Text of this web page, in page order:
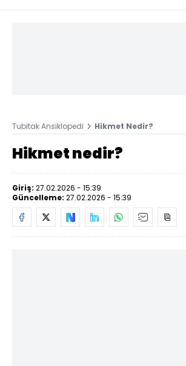
Tubitak Ansiklopedi Hikmet Nedir?
Hikmet nedir?
Giriş: 27.02.2026 - 15:39
Güncelleme: 27.02.2026 - 15:39